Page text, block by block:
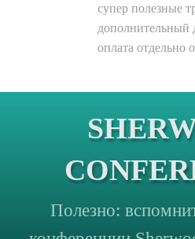
супер полезные
дополнительный
оплата отдельно
Полезно: